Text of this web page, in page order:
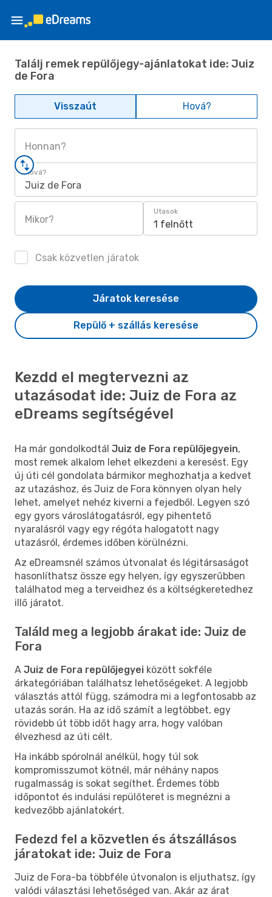
Találj remek repülőjegy-ajánlatokat ide: Juiz
de Fora
Visszaút Hová?
Honnan?
Hová?
Juiz de Fora
Mikor?
Utasok
1 felnőtt
Csak közvetlen járatok
Repülő + szállás keresése
Járatok keresése
Kezdd el megtervezni az
utazásodat ide: Juiz de Fora az
eDreams segítségével
Ha már gondolkodtál Juiz de Fora repülőjegyein,
most remek alkalom lehet elkezdeni a keresést. Egy
új úti cél gondolata bármikor meghozhatja a kedvet
az utazáshoz, és Juiz de Fora könnyen olyan hely
lehet, amelyet nehéz kiverni a fejedből. Legyen szó
egy gyors városlátogatásról, egy pihentető
nyaralásról vagy egy régóta halogatott nagy
utazásról, érdemes időben körülnézni.
Az eDreamsnél számos útvonalat és légitársaságot
hasonlíthatsz össze egy helyen, így egyszerűbben
találhatod meg a terveidhez és a költségkeretedhez
illő járatot.
Találd meg a legjobb árakat ide: Juiz de
Fora
A Juiz de Fora repülőjegyei között sokféle
árkategóriában találhatsz lehetőségeket. A legjobb
választás attól függ, számodra mi a legfontosabb az
utazás során. Ha az idő számít a legtöbbet, egy
rövidebb út több időt hagy arra, hogy valóban
élvezhesd az úti célt.
Ha inkább spórolnál anélkül, hogy túl sok
kompromisszumot kötnél, már néhány napos
rugalmasság is sokat segíthet. Érdemes több
időpontot és indulási repülőteret is megnézni a
kedvezőbb ajánlatokért.
Fedezd fel a közvetlen és átszállásos
járatokat ide: Juiz de Fora
Juiz de Fora-ba többféle útvonalon is eljuthatsz, így
valódi választási lehetőséged van. Akár az árat